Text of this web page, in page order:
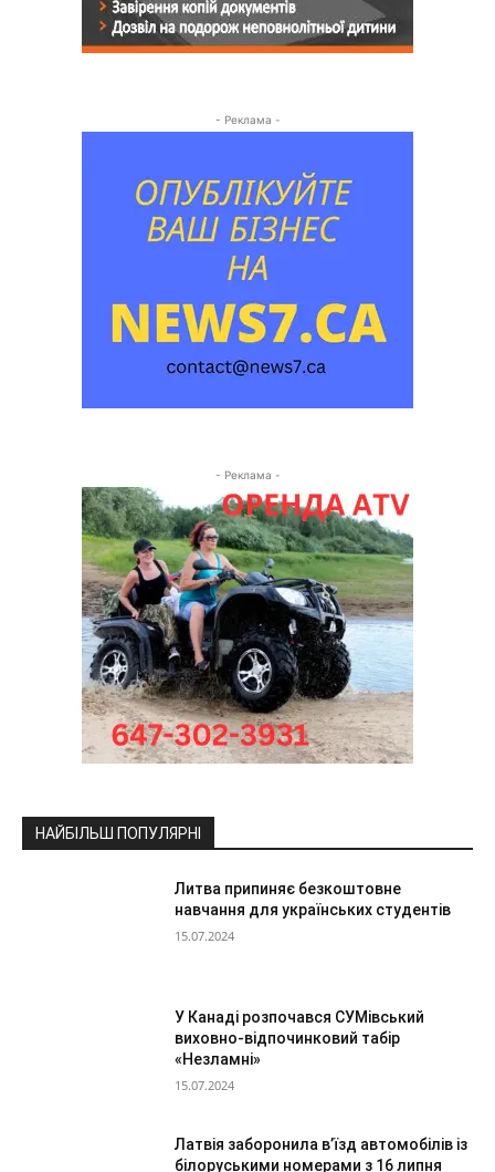
- Реклама -
- Реклама -
НАЙБІЛЬШ ПОПУЛЯРНІ
Литва припиняє безкоштовне
навчання для українських студентів
15.07.2024
У Канаді розпочався СУМівський
виховно-відпочинковий табір
«Незламні»
15.07.2024
Латвія заборонила в’їзд автомобілів із
білоруськими номерами з 16 липня